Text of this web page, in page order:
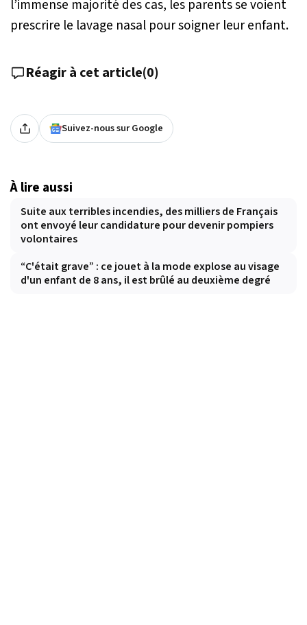
l’immense majorité des cas, les parents se voient
prescrire le lavage nasal pour soigner leur enfant.
Réagir à cet article(0)
Suivez-nous sur Google
À lire aussi
Suite aux terribles incendies, des milliers de Français
ont envoyé leur candidature pour devenir pompiers
volontaires
“C'était grave” : ce jouet à la mode explose au visage
d'un enfant de 8 ans, il est brûlé au deuxième degré